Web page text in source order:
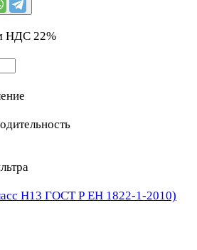
НДС 22%
Н13 ГОСТ Р ЕН 1822-1-2010)